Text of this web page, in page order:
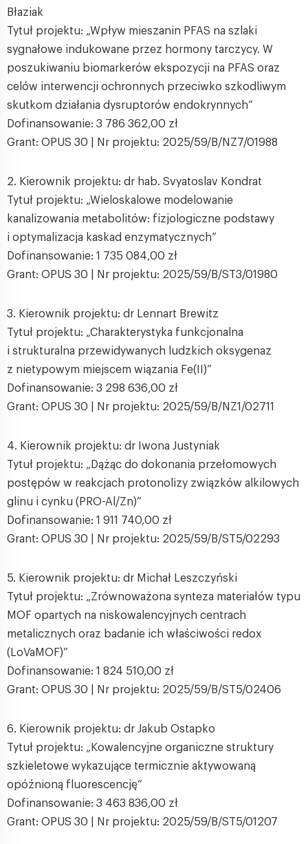
Błaziak
Tytuł projektu: „Wpływ mieszanin PFAS na szlaki
sygnałowe indukowane przez hormony tarczycy. W
poszukiwaniu biomarkerów ekspozycji na PFAS oraz
celów interwencji ochronnych przeciwko szkodliwym
skutkom działania dysruptorów endokrynnych”
Dofinansowanie: 3 786 362,00 zł
Grant: OPUS 30 | Nr projektu: 2025/59/B/NZ7/01988
2. Kierownik projektu: dr hab. Svyatoslav Kondrat
Tytuł projektu: „Wieloskalowe modelowanie
kanalizowania metabolitów: fizjologiczne podstawy
i optymalizacja kaskad enzymatycznych”
Dofinansowanie: 1 735 084,00 zł
Grant: OPUS 30 | Nr projektu: 2025/59/B/ST3/01980
3. Kierownik projektu: dr Lennart Brewitz
Tytuł projektu: „Charakterystyka funkcjonalna
i strukturalna przewidywanych ludzkich oksygenaz
z nietypowym miejscem wiązania Fe(II)”
Dofinansowanie: 3 298 636,00 zł
Grant: OPUS 30 | Nr projektu: 2025/59/B/NZ1/02711
4. Kierownik projektu: dr Iwona Justyniak
Tytuł projektu: „Dążąc do dokonania przełomowych
postępów w reakcjach protonolizy związków alkilowych
glinu i cynku (PRO-Al/Zn)”
Dofinansowanie: 1 911 740,00 zł
Grant: OPUS 30 | Nr projektu: 2025/59/B/ST5/02293
5. Kierownik projektu: dr Michał Leszczyński
Tytuł projektu: „Zrównoważona synteza materiałów typu
MOF opartych na niskowalencyjnych centrach
metalicznych oraz badanie ich właściwości redox
(LoVaMOF)”
Dofinansowanie: 1 824 510,00 zł
Grant: OPUS 30 | Nr projektu: 2025/59/B/ST5/02406
6. Kierownik projektu: dr Jakub Ostapko
Tytuł projektu: „Kowalencyjne organiczne struktury
szkieletowe wykazujące termicznie aktywowaną
opóźnioną fluorescencję”
Dofinansowanie: 3 463 836,00 zł
Grant: OPUS 30 | Nr projektu: 2025/59/B/ST5/01207